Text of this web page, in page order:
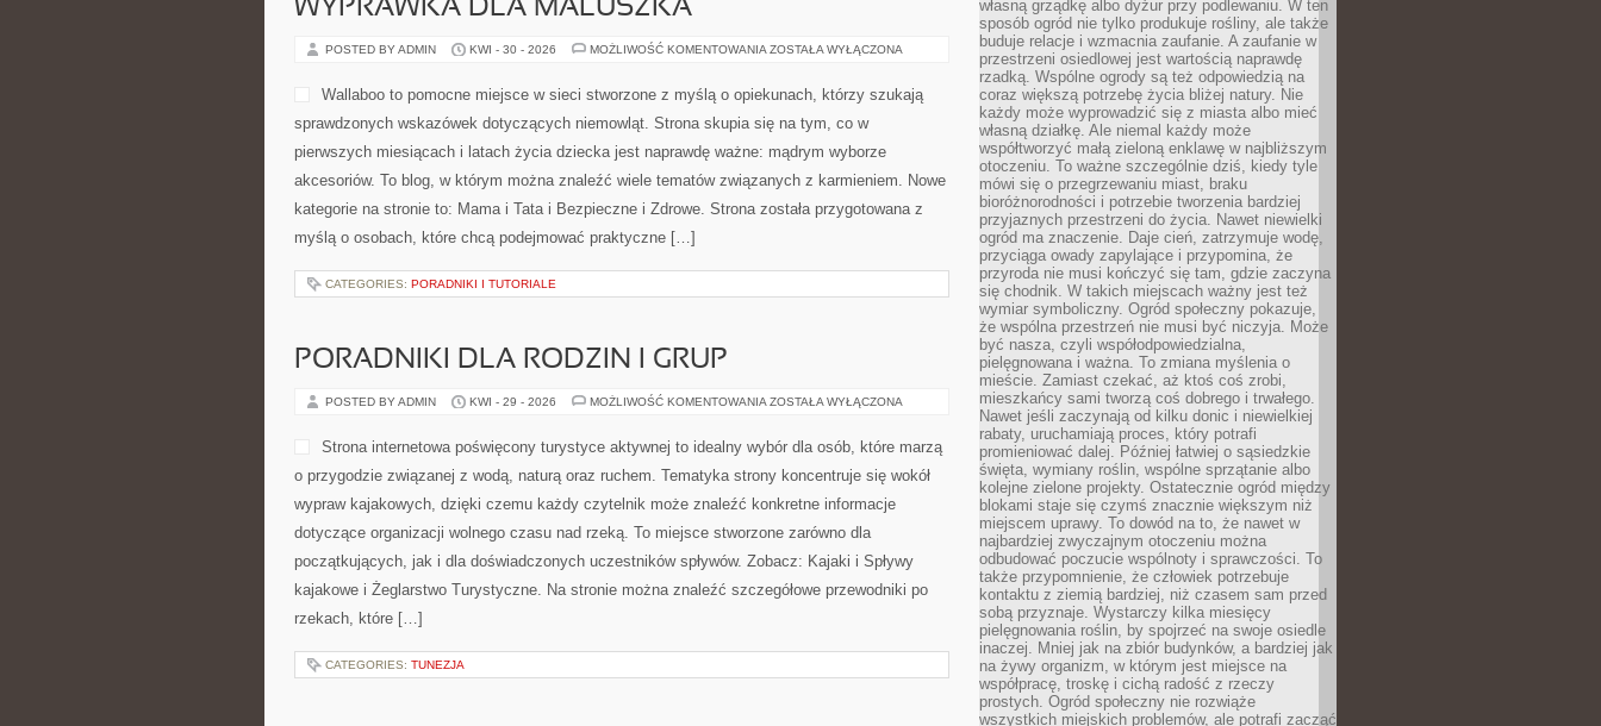
WYPRAWKA DLA MALUSZKA
POSTED BY ADMIN KWI - 30 - 2026 MOŻLIWOŚĆ KOMENTOWANIA WYPRAWKA
ZOSTAŁA WYŁĄCZONA
Wallaboo to pomocne miejsce w sieci stworzone z myślą o opiekunach, którzy szukają
sprawdzonych wskazówek dotyczących niemowląt. Strona skupia się na tym, co w
pierwszych miesiącach i latach życia dziecka jest naprawdę ważne: mądrym wyborze
akcesoriów. To blog, w którym można znaleźć wiele tematów związanych z karmieniem. Nowe
kategorie na stronie to: Mama i Tata i Bezpieczne i Zdrowe. Strona została przygotowana z
myślą o osobach, które chcą podejmować praktyczne […]
CATEGORIES: PORADNIKI I TUTORIALE
PORADNIKI DLA RODZIN I GRUP
POSTED BY ADMIN KWI - 29 - 2026 MOŻLIWOŚĆ KOMENTOWANIA PORADNIKI
GRUP
ZOSTAŁA WYŁĄCZONA
Strona internetowa poświęcony turystyce aktywnej to idealny wybór dla osób, które marzą
o przygodzie związanej z wodą, naturą oraz ruchem. Tematyka strony koncentruje się wokół
wypraw kajakowych, dzięki czemu każdy czytelnik może znaleźć konkretne informacje
dotyczące organizacji wolnego czasu nad rzeką. To miejsce stworzone zarówno dla
początkujących, jak i dla doświadczonych uczestników spływów. Zobacz: Kajaki i Spływy
kajakowe i Żeglarstwo Turystyczne. Na stronie można znaleźć szczegółowe przewodniki po
rzekach, które […]
CATEGORIES: TUNEZJA
własną grządkę albo dyżur przy podlewaniu. W ten
sposób ogród nie tylko produkuje rośliny, ale także
buduje relacje i wzmacnia zaufanie. A zaufanie w
przestrzeni osiedlowej jest wartością naprawdę
rzadką. Wspólne ogrody są też odpowiedzią na
coraz większą potrzebę życia bliżej natury. Nie
każdy może wyprowadzić się z miasta albo mieć
własną działkę. Ale niemal każdy może
współtworzyć małą zieloną enklawę w najbliższym
otoczeniu. To ważne szczególnie dziś, kiedy tyle
mówi się o przegrzewaniu miast, braku
bioróżnorodności i potrzebie tworzenia bardziej
przyjaznych przestrzeni do życia. Nawet niewielki
ogród ma znaczenie. Daje cień, zatrzymuje wodę,
przyciąga owady zapylające i przypomina, że
przyroda nie musi kończyć się tam, gdzie zaczyna
się chodnik. W takich miejscach ważny jest też
wymiar symboliczny. Ogród społeczny pokazuje,
że wspólna przestrzeń nie musi być niczyja. Może
być nasza, czyli współodpowiedzialna,
pielęgnowana i ważna. To zmiana myślenia o
mieście. Zamiast czekać, aż ktoś coś zrobi,
mieszkańcy sami tworzą coś dobrego i trwałego.
Nawet jeśli zaczynają od kilku donic i niewielkiej
rabaty, uruchamiają proces, który potrafi
promieniować dalej. Później łatwiej o sąsiedzkie
święta, wymiany roślin, wspólne sprzątanie albo
kolejne zielone projekty. Ostatecznie ogród między
blokami staje się czymś znacznie większym niż
miejscem uprawy. To dowód na to, że nawet w
najbardziej zwyczajnym otoczeniu można
odbudować poczucie wspólnoty i sprawczości. To
także przypomnienie, że człowiek potrzebuje
kontaktu z ziemią bardziej, niż czasem sam przed
sobą przyznaje. Wystarczy kilka miesięcy
pielęgnowania roślin, by spojrzeć na swoje osiedle
inaczej. Mniej jak na zbiór budynków, a bardziej jak
na żywy organizm, w którym jest miejsce na
współpracę, troskę i cichą radość z rzeczy
prostych. Ogród społeczny nie rozwiąże
wszystkich miejskich problemów, ale potrafi zacząć